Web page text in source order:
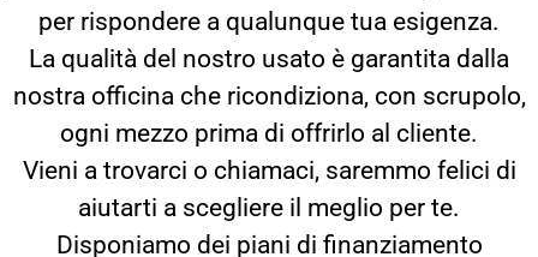
per rispondere a qualunque tua esigenza.
La qualità del nostro usato è garantita dalla
nostra officina che ricondiziona, con scrupolo,
ogni mezzo prima di offrirlo al cliente.
Vieni a trovarci o chiamaci, saremmo felici di
aiutarti a scegliere il meglio per te.
Disponiamo dei piani di finanziamento